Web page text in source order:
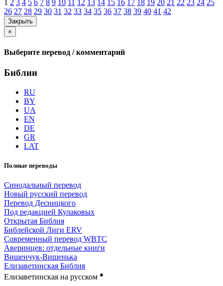
1 2 3 4 5 6 7 8 9 10 11 12 13 14 15 16 17 18 19 20 21 22 23 24 25
26 27 28 29 30 31 32 33 34 35 36 37 38 39 40 41 42
Закрыть
×
Выберите перевод / комментарий
Библии
RU
BY
UA
EN
DE
GR
LAT
Полные переводы
Синодальный перевод
Новый русский перевод
Перевод Десницкого
Под редакцией Кулаковых
Открытая Библия
Библейской Лиги ERV
Cовременный перевод WBTC
Аверинцев: отдельные книги
Вишенчук-Вишенька
Елизаветинская Библия
Елизаветинская на русском ●